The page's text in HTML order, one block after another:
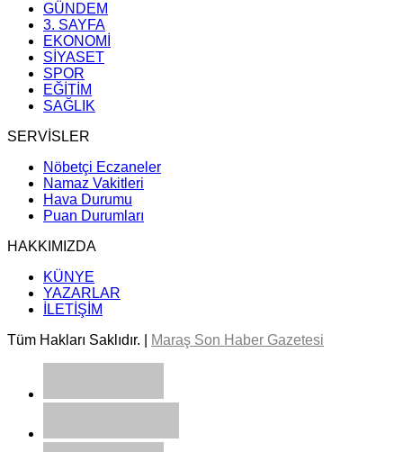
GÜNDEM
3. SAYFA
EKONOMİ
SİYASET
SPOR
EĞİTİM
SAĞLIK
SERVİSLER
Nöbetçi Eczaneler
Namaz Vakitleri
Hava Durumu
Puan Durumları
HAKKIMIZDA
KÜNYE
YAZARLAR
İLETİŞİM
Tüm Hakları Saklıdır. |
Maraş Son Haber Gazetesi